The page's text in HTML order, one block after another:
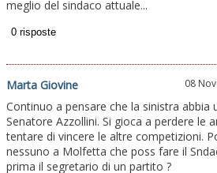
meglio del sindaco attuale...
Marta Giovine 08
Continuo a pensare che la sinistra abbia
Senatore Azzollini. Si gioca a perdere le
tentare di vincere le altre competizioni.
nessuno a Molfetta che poss fare il
prima il segretario di un partito ?